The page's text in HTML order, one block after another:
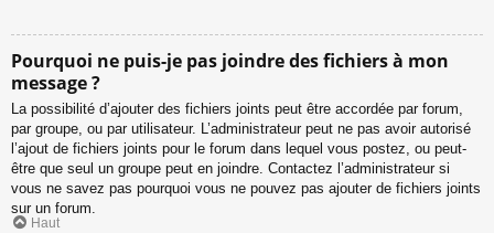
Pourquoi ne puis-je pas joindre des fichiers à mon
message ?
La possibilité d’ajouter des fichiers joints peut être accordée par forum,
par groupe, ou par utilisateur. L’administrateur peut ne pas avoir autorisé
l’ajout de fichiers joints pour le forum dans lequel vous postez, ou peut-
être que seul un groupe peut en joindre. Contactez l’administrateur si
vous ne savez pas pourquoi vous ne pouvez pas ajouter de fichiers joints
sur un forum.
Haut